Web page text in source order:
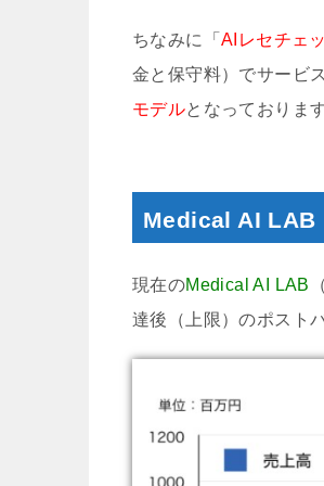
ちなみに「 AIレセチェ
金と保守料）でサービ
モデルとなっております
Medical AI LAB
現在のMedical AI LAB （
達後（上限）のポスト